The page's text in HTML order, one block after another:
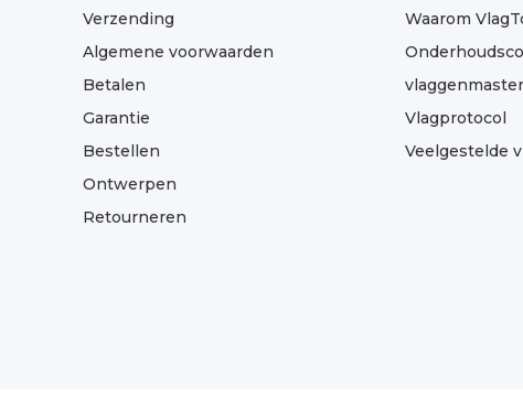
Verzending
Algemene voorwaarden
Betalen
Garantie
Bestellen
Ontwerpen
Retourneren
Waarom
Vlagprotocol
Veelgestelde